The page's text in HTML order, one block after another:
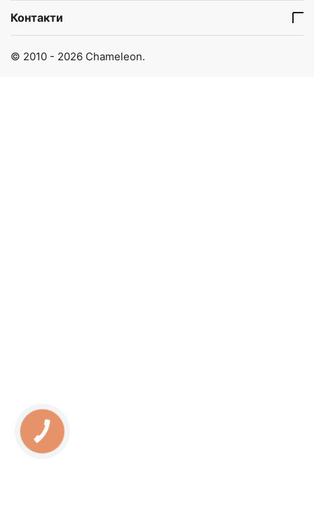
Контакти
© 2010 - 2026 Chameleon.
КНОПКА
ЗВ'ЯЗКУ